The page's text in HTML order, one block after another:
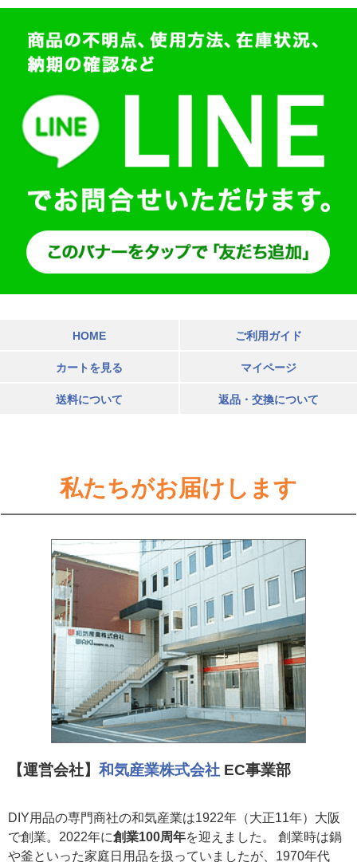
HOME ご利用ガイド
カートを見る マイページ
送料について 返品・交換について
私たちがお届けします
【運営会社】 和気産業株式会社 EC事業部
DIY用品の専門商社の和気産業は1922年（大正11年）大阪
で創業。2022年に創業100周年を迎えました。 創業時は鍋
や釜といった家庭日用品を扱っていましたが、1970年代